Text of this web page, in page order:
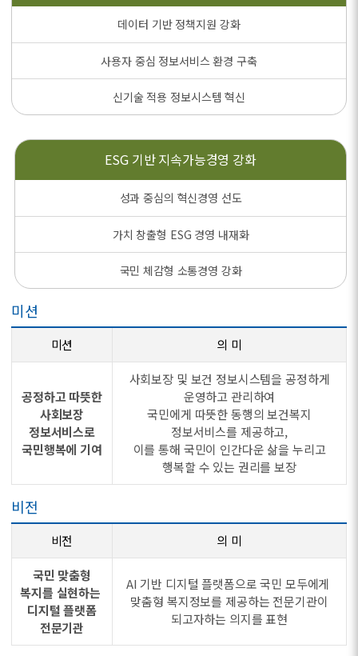
데이터 기반 정책지원 강화
사용자 중심 정보서비스 환경 구축
신기술 적용 정보시스템 혁신
ESG 기반지속가능경영 강화
성과 중심의 혁신경영 선도
가치 창출형 ESG 경영 내재화
국민 체감형 소통경영 강화
미션
미션 의 미
공정하고 따뜻한
사회보장
정보서비스로
국민행복에 기여
사회보장 및 보건 정보시스템을 공정하게
운영하고 관리하여
국민에게 따뜻한 동행의 보건복지
정보서비스를 제공하고,
이를 통해 국민이 인간다운 삶을 누리고
행복할 수 있는 권리를 보장
비전
비전 의 미
국민 맞춤형
복지를 실현하는
디지털 플랫폼
전문기관
AI 기반 디지털 플랫폼으로 국민 모두에게
맞춤형 복지정보를 제공하는 전문기관이
되고자하는 의지를 표현